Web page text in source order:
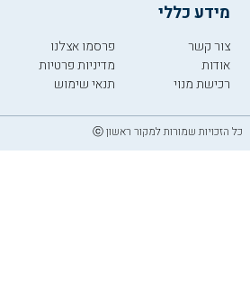
מידע כללי
צור קשר
אודות
רכישת מנוי
פרסמו אצלנו
מדיניות פרטיות
תנאי שימוש
כל הזכויות שמורות למקור ראשון ⓒ